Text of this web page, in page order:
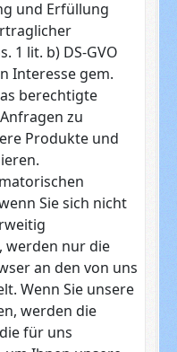
und Erfüllung
1 lit. b) DS-GVO
Interesse gem.
berechtigte
zu
Produkte und
Sie sich nicht
nur die
an den von uns
Wenn Sie unsere
werden die
für uns